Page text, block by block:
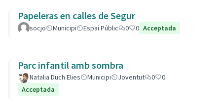
Papeleras en calles de Segur
socjo Municipi Espai Públic 0 0 Acceptada
Parc infantil amb sombra
Natalia Duch Elies Municipi Joventut 0
0
Acceptada